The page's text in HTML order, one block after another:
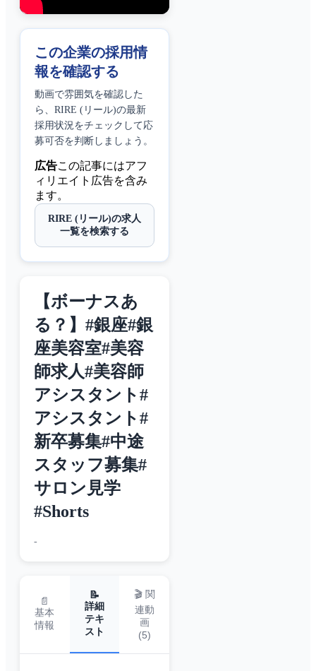
この企業の採用情
報を確認する
動画で雰囲気を確認した
ら、 RIRE (リール)の最新
採用状況をチェックして応
募可否を判断しましょう。
広告この記事にはアフ
ィリエイト広告を含み
ます。
RIRE (リール)の求人
一覧を検索する
【ボーナスあ
る？】#銀座#銀
座美容室#美容
師求人#美容師
アシスタント#
アシスタント#
新卒募集#中途
スタッフ募集#
サロン見学
#Shorts
-
📄
基本
情報
📝
詳細
テキ
スト
🎬 関
連動
画
(5)